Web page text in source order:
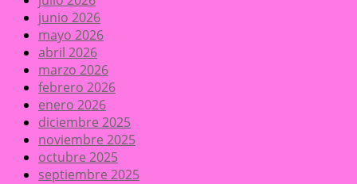
junio 2026
mayo 2026
abril 2026
marzo 2026
febrero 2026
enero 2026
diciembre 2025
noviembre 2025
octubre 2025
septiembre 2025